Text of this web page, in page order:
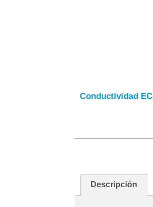
Conductividad
Descripción